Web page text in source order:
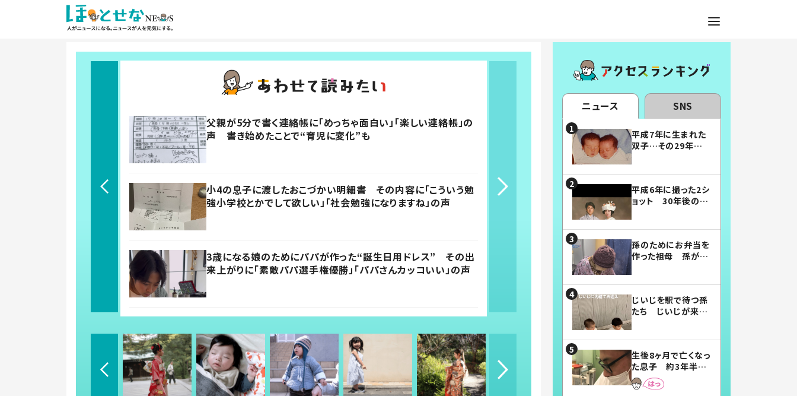
父親が5分で書く連絡帳に「めっちゃ面白い」「楽しい連絡帳」の
声 書き始めたことで“育児に変化”も
小4の息子に渡したおこづかい明細書 その内容に「こういう勉
強小学校とかでして欲しい」「社会勉強になりますね」の声
3歳になる娘のためにパパが作った“誕生日用ドレス” その出
来上がりに「素敵パパ選手権優勝」「パパさんカッコいい」の声
ニュース SNS
平成7年に生まれた
双子…その29年後
平成6年に撮った2シ
ョット 30年後の姿
孫のためにお弁当を
作った祖母 孫が絶
じいじを駅で待つ孫
たち じいじが来た
まらない」「幸せにな
れる」
生後8ヶ月で亡くなっ
た息子 約3年半
後、当時の妻の日記
に書いてあった本音